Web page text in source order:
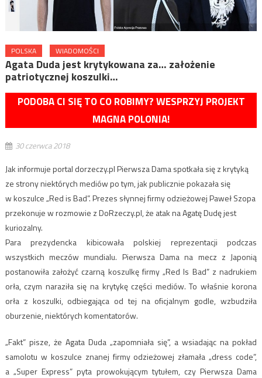
POLSKA WIADOMOŚCI
Agata Duda jest krytykowana za… założenie
patriotycznej koszulki…
PODOBA CI SIĘ TO CO ROBIMY? WESPRZYJ PROJEKT
MAGNA POLONIA!
30 czerwca 2018
Jak informuje portal dorzeczy.pl Pierwsza Dama spotkała się z krytyką
ze strony niektórych mediów po tym, jak publicznie pokazała się
w koszulce „Red is Bad”. Prezes słynnej firmy odzieżowej Paweł Szopa
przekonuje w rozmowie z DoRzeczy.pl, że atak na Agatę Dudę jest
kuriozalny.
Para prezydencka kibicowała polskiej reprezentacji podczas
wszystkich meczów mundialu. Pierwsza Dama na mecz z Japonią
postanowiła założyć czarną koszulkę firmy „Red Is Bad” z nadrukiem
orła, czym naraziła się na krytykę części mediów. To właśnie korona
orła z koszulki, odbiegająca od tej na oficjalnym godle, wzbudziła
oburzenie, niektórych komentatorów.
„Fakt” pisze, że Agata Duda „zapomniała się”, a wsiadając na pokład
samolotu w koszulce znanej firmy odzieżowej złamała „dress code”,
a „Super Express” pyta prowokującym tytułem, czy Pierwsza Dama